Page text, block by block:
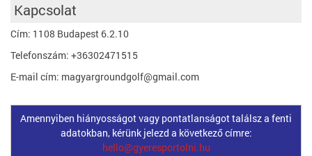
Kapcsolat
Cím: 1108 Budapest 6.2.10
Telefonszám: +36302471515
E-mail cím: magyargroundgolf@gmail.com
Amennyiben hiányosságot vagy pontatlanságot találsz a fenti
adatokban, kérünk jelezd a következő címre:
hello@gyeresportolni.hu